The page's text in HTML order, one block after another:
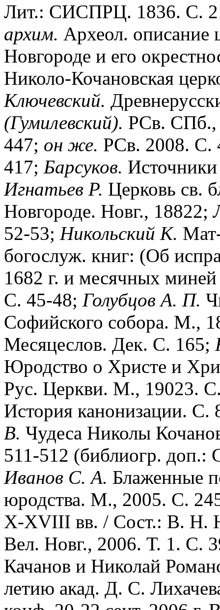
Лит.: СИСПРЦ. 1836. С.
архим. Археол. описание
Новгороде и его
Николо-Кочановская
Ключевский.
(Гумилевский). РСв. СПб.,
447; он же. РСв. 2008. С.
417; Барсуков.
Игнатьев Р. Церковь св.
Новгороде. Новг., 18822;
52-53; Никольский К.
богослуж. книг: (Об
1682 г. и месячных
С. 45-48; Голубцов А. П.
Софийского собора. М.,
Месяцеслов. Дек. С. 165;
Юродство о Христе и
Рус. Церкви. М., 19023.
История канонизации.
В. Чудеса Николы
511-512 (библиогр.
Иванов С. А. Блаженные
юродства. М., 2005. С.
X-XVIII вв. / Сост.: В. Н.
Вел. Новг., 2006. Т. 1. С.
Качанов и Николай
летию акад. Д. С.